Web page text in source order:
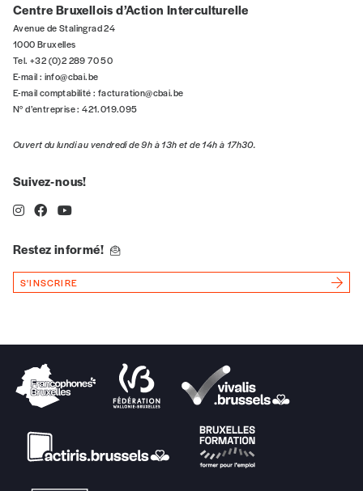
Je commande au numéro
Édition papier (livraison en Belgique
uniquement)
AJOUTER
AJOUTER
Offre découverte
Imag? Nous vous
Centre Bruxellois d’Action Interculturelle
Avenue de Stalingrad 24
1000 Bruxelles
Tel. +32 (0)2 289 70 50
E-mail : info@cbai.be
E-mail comptabilité : facturation@cbai.be
N° d’entreprise : 421.019.095
Ouvert du lundi au vendredi de 9h à 13h et de 14h à 17h30.
Suivez-nous!
Restez informé!
S'INSCRIRE